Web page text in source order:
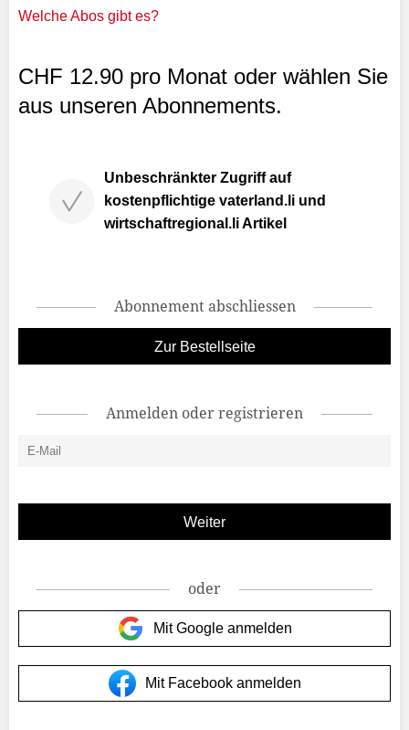
Welche Abos gibt es?
CHF 12.90 pro Monat oder wählen Sie
aus unseren Abonnements.
Unbeschränkter Zugriff auf
kostenpflichtige vaterland.li und
wirtschaftregional.li Artikel
Abonnement abschliessen
Zur Bestellseite
Anmelden oder registrieren
oder
Mit Google anmelden
Mit Facebook anmelden